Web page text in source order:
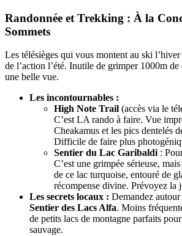
Randonnée et Trekking : À la
Sommets
Les télésièges qui vous montent au ski
de l’action l’été. Inutile de grimper 1000m
une belle vue.
Les incontournables :
High Note Trail (accès via le
C’est LA rando à faire. Vue
Cheakamus et les pics dentelés
Difficile de faire plus
Sentier du Lac Garibaldi :
C’est une grimpée sérieuse,
de ce lac turquoise, entouré de
récompense divine. Prévoyez la
Les secrets locaux : Demandez
Sentier des Lacs Alfa. Moins
de petits lacs de montagne parfaits
sauvage.